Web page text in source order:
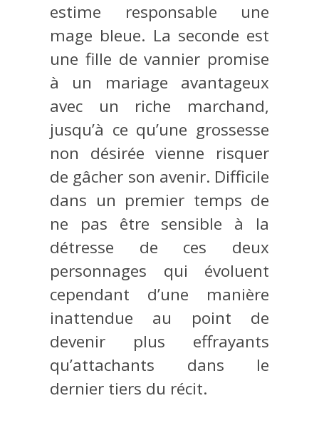
estime responsable une
mage bleue. La seconde est
une fille de vannier promise
à un mariage avantageux
avec un riche marchand,
jusqu’à ce qu’une grossesse
non désirée vienne risquer
de gâcher son avenir. Difficile
dans un premier temps de
ne pas être sensible à la
détresse de ces deux
personnages qui évoluent
cependant d’une manière
inattendue au point de
devenir plus effrayants
qu’attachants dans le
dernier tiers du récit.